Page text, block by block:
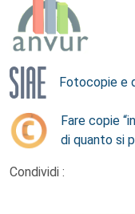
Fotocopie e
Fare copie
di quanto si
Condividi :